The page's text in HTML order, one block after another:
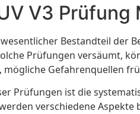
V3 Prüfung
Bestandteil der
Prüfungen versäumt,
mögliche Gefahrenquellen
Prüfungen ist die
verschiedene Aspekte